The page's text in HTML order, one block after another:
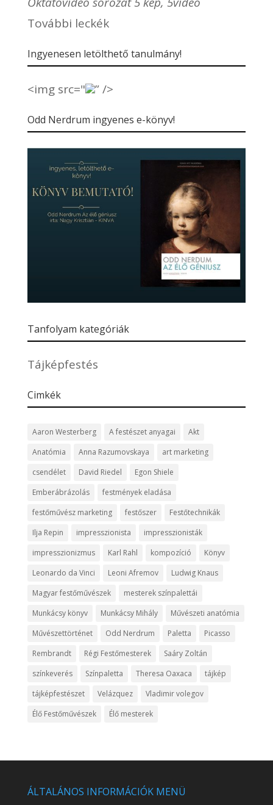
További leckék
Ingyenesen letölthető tanulmány!
<img src=" ” />
Odd Nerdrum ingyenes e-könyv!
Tanfolyam kategóriák
Tájképfestés
Cimkék
Aaron Westerberg A festészet anyagai
Akt
Anatómia
Anna Razumovskaya
art marketing
csendélet
David Riedel
Egon Shiele
Emberábrázolás
festmények eladása
festőművész marketing
festőszer
Festőtechnikák
Ilja Repin
impresszionista
impresszionisták
impresszionizmus
Karl Rahl kompozíció
Könyv
Leonardo da Vinci
Leoni Afremov
Ludwig Knaus
Magyar festőművészek
mesterek színpalettái
Munkácsy könyv
Munkácsy Mihály
Művészeti anatómia
Művészettörténet
Odd Nerdrum Paletta
Picasso
Rembrandt
Régi Festőmesterek
Saáry Zoltán
színkeverés
Színpaletta Theresa Oaxaca
tájkép
tájképfestészet
Velázquez
Vladimir volegov
Élő Festőművészek
Élő mesterek
ÁLTALÁNOS INFORMÁCIÓK MENÜ